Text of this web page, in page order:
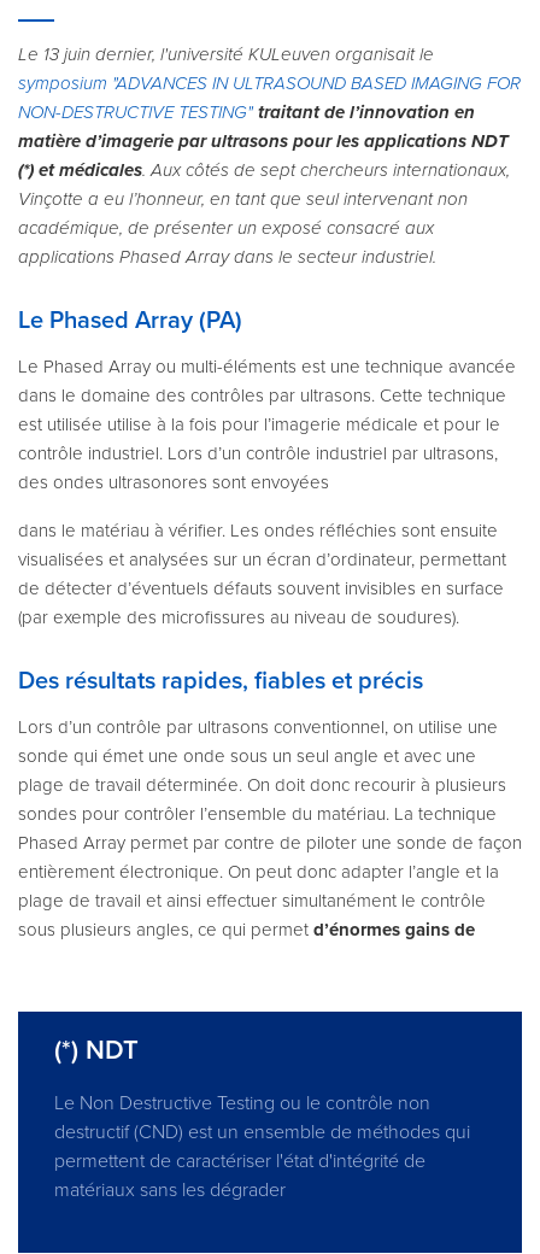
Le 13 juin dernier, l'université KULeuven organisait le
symposium "ADVANCES IN ULTRASOUND BASED IMAGING FOR
NON-DESTRUCTIVE TESTING" traitant de l’innovation en
matière d’imagerie par ultrasons pour les applications NDT
(*) et médicales. Aux côtés de sept chercheurs internationaux,
Vinçotte a eu l’honneur, en tant que seul intervenant non
académique, de présenter un exposé consacré aux
applications Phased Array dans le secteur industriel.
Le Phased Array (PA)
Le Phased Array ou multi-éléments est une technique avancée
dans le domaine des contrôles par ultrasons. Cette technique
est utilisée utilise à la fois pour l’imagerie médicale et pour le
contrôle industriel. Lors d’un contrôle industriel par ultrasons,
des ondes ultrasonores sont envoyées
dans le matériau à vérifier. Les ondes réfléchies sont ensuite
visualisées et analysées sur un écran d’ordinateur, permettant
de détecter d’éventuels défauts souvent invisibles en surface
(par exemple des microfissures au niveau de soudures).
Des résultats rapides, fiables et précis
Lors d’un contrôle par ultrasons conventionnel, on utilise une
sonde qui émet une onde sous un seul angle et avec une
plage de travail déterminée. On doit donc recourir à plusieurs
sondes pour contrôler l’ensemble du matériau. La technique
Phased Array permet par contre de piloter une sonde de façon
entièrement électronique. On peut donc adapter l’angle et la
plage de travail et ainsi effectuer simultanément le contrôle
sous plusieurs angles, ce qui permet d’énormes gains de
(*) NDT
Le Non Destructive Testing ou le contrôle non
destructif (CND) est un ensemble de méthodes qui
permettent de caractériser l'état d'intégrité de
matériaux sans les dégrader